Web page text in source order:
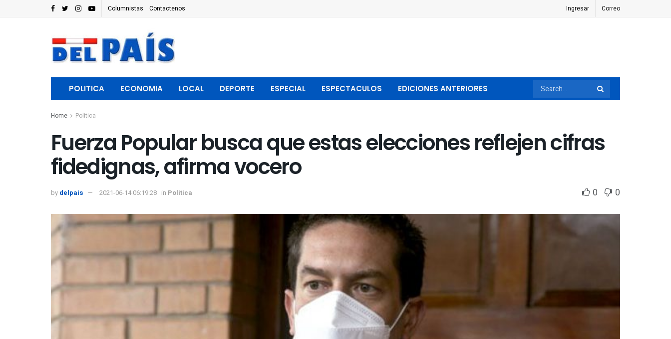
Columnistas Contactenos Ingresar Correo
POLITICA ECONOMIA LOCAL DEPORTE ESPECIAL ESPECTACULOS EDICIONES ANTERIORES
Home Politica
Fuerza Popular busca que estas elecciones reflejen cifras
fidedignas, afirma vocero
by delpais 2021-06-14 06:19:28 in Politica 0 0